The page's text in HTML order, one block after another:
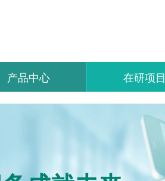
产品中心 在研项目